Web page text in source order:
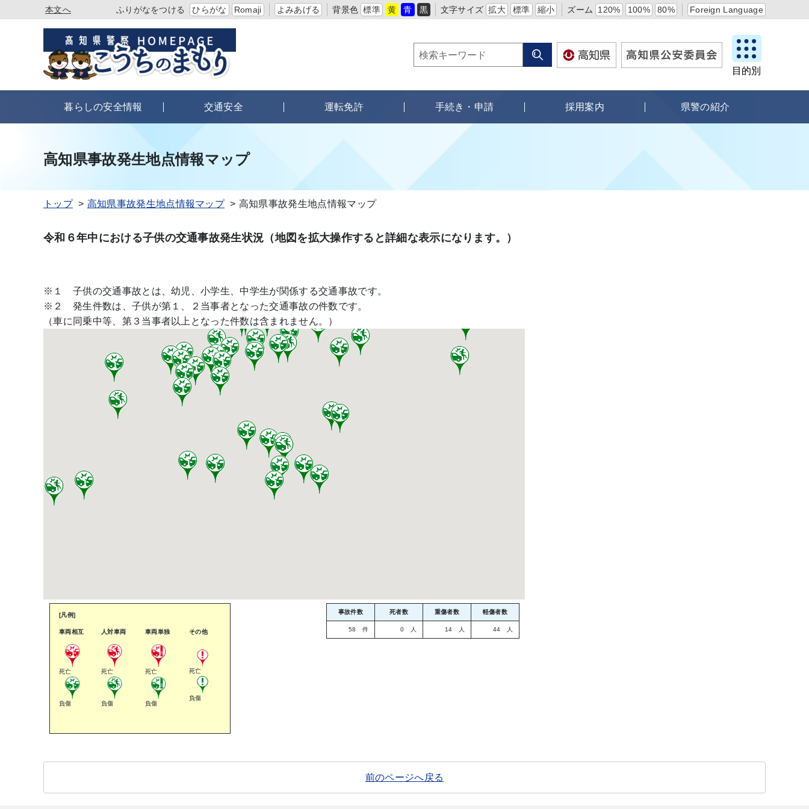
本文へ ふりがなをつける ひらがな Romaji よみあげる 背景色 標準 黄 青 黒 文字サイズ 拡大 標準 縮小 ズーム 120% 100% 80% Foreign Language
目的別
暮らしの安全情報 交通安全 運転免許 手続き・申請 採用案内 県警の紹介
高知県事故発生地点情報マップ
トップ 高知県事故発生地点情報マップ 高知県事故発生地点情報マップ
令和６年中における子供の交通事故発生状況（地図を拡大操作すると詳細な表示になります。）
※１ 子供の交通事故とは、幼児、小学生、中学生が関係する交通事故です。
※２ 発生件数は、子供が第１、２当事者となった交通事故の件数です。
（車に同乗中等、第３当事者以上となった件数は含まれません。）
[凡例]
車両相互 人対車両 車両単独 その他
死亡
負傷
死亡
負傷
死亡
負傷
死亡
負傷
事故件数 死者数 重傷者数 軽傷者数
58 件 0 人 14 人 44 人
前のページへ戻る